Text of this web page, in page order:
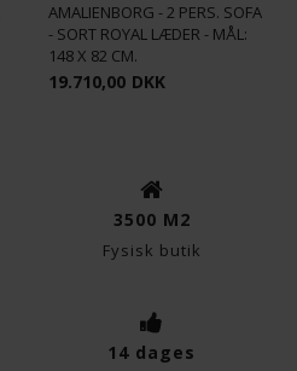
AMALIENBORG - 2 PERS. SOFA
- SORT ROYAL LÆDER - MÅL:
148 X 82 CM.
19.710,00 DKK
3500 M2
Fysisk butik
14 dages